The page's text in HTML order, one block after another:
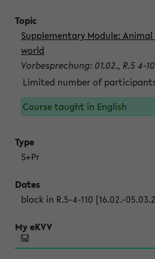
Supplementary Module:
world
Vorbesprechung: 01.02., R.5 4-
Limited number of
Course taught in English
S+Pr
block in R.5-4-110 [16.02.-